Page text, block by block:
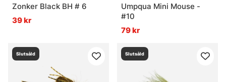
Zonker Black BH # 6
39 kr
Umpqua Mini Mouse -
#10
79 kr
Slutsåld Slutsåld